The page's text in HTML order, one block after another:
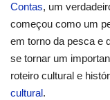
Contas, um
começou como um
em torno da pesca e
se tornar um
roteiro cultural e
cultural.